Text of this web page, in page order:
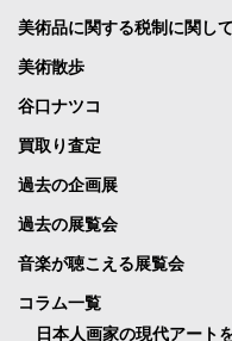
美術品に関する税制に関して
美術散歩
谷口ナツコ
買取り査定
過去の企画展
過去の展覧会
音楽が聴こえる展覧会
コラム一覧
日本人画家の現代アート